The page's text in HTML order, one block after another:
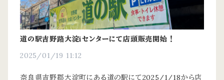
道の駅吉野路大淀iセンターにて店頭販売開始！
2025/01/19 11:12
奈良県吉野郡大淀町にある道の駅にて2025/1/18から店